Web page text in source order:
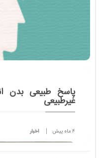
پاسخ طبیعی بدن
غیرطبیعی
4 ماه پیش اخبار